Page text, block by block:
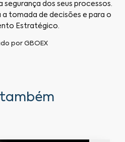
dos seus processos.
tomada de decisões e para o
Estratégico.
porGBOEX